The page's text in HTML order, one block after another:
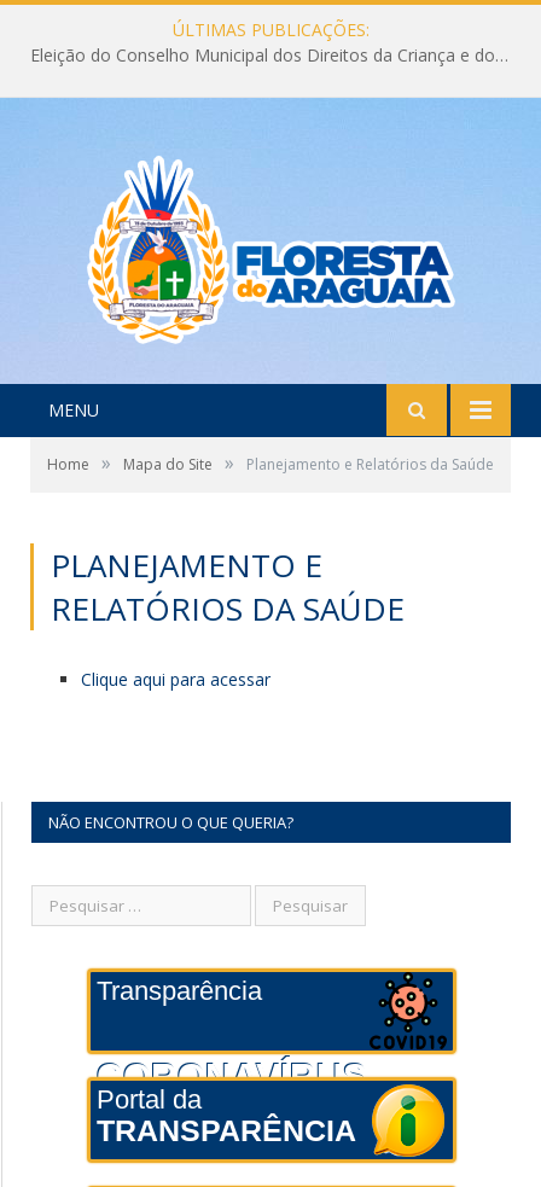
ÚLTIMAS PUBLICAÇÕES:
Eleição do Conselho Municipal dos Direitos da Criança e do Adolescente CMDCA 2026
MENU
Home » Mapa do Site » Planejamento e Relatórios da Saúde
PLANEJAMENTO E
RELATÓRIOS DA SAÚDE
Clique aqui para acessar
NÃO ENCONTROU O QUE QUERIA?
Transparência
CORONAVÍRUS
Portal da
TRANSPARÊNCIA